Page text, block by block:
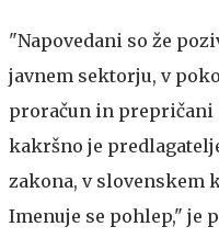
"Napovedani so že
javnem sektorju, v
proračun in prepričani
kakršno je
zakona, v slovenskem
Imenuje se pohlep," je